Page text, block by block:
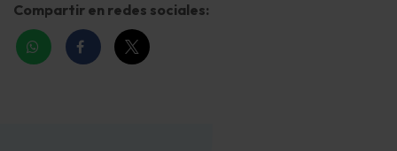
Cierre centralizado con Mando a distancia
Compartir en redes sociales: